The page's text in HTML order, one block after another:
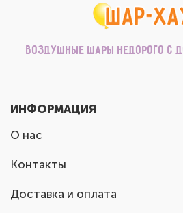
Воздушные шары недорого с
ИНФОРМАЦИЯ
О нас
Контакты
Доставка и оплата